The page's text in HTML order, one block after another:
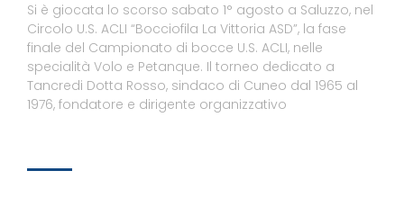
Si è giocata lo scorso sabato 1° agosto a Saluzzo, nel
Circolo U.S. ACLI “Bocciofila La Vittoria ASD”, la fase
finale del Campionato di bocce U.S. ACLI, nelle
specialità Volo e Petanque. Il torneo dedicato a
Tancredi Dotta Rosso, sindaco di Cuneo dal 1965 al
1976, fondatore e dirigente organizzativo